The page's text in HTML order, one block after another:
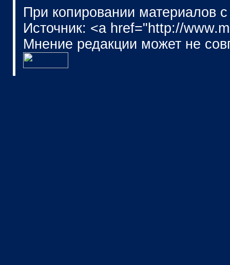
При копировании материалов
Источник: <a href="http://
Мнение редакции может не